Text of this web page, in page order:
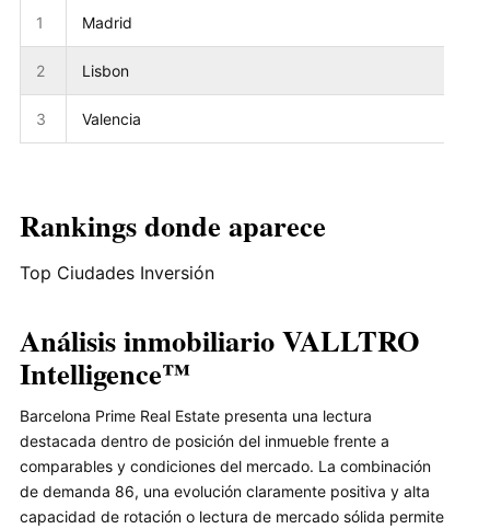
1 Madrid
2 Lisbon
3 Valencia
Rankings donde aparece
Top Ciudades Inversión
Análisis inmobiliario VALLTRO
Intelligence™
Barcelona Prime Real Estate presenta una lectura
destacada dentro de posición del inmueble frente a
comparables y condiciones del mercado. La combinación
de demanda 86, una evolución claramente positiva y alta
capacidad de rotación o lectura de mercado sólida permite